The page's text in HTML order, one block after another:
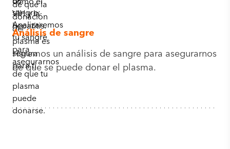
Análisis de sangre
Haremos un análisis de sangre para asegurarnos
de que se puede donar el plasma.